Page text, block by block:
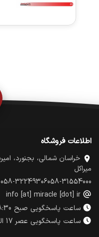
اطلاعات فروشگاه
خراسان شمالی، بجنورد،
میراکل
058-31554000
058-32249306
info [at] miracle [dot] ir
ساعت پاسخگویی صبح 8:30 الی 13:30
ساعت پاسخگویی عصر 17 الی 21